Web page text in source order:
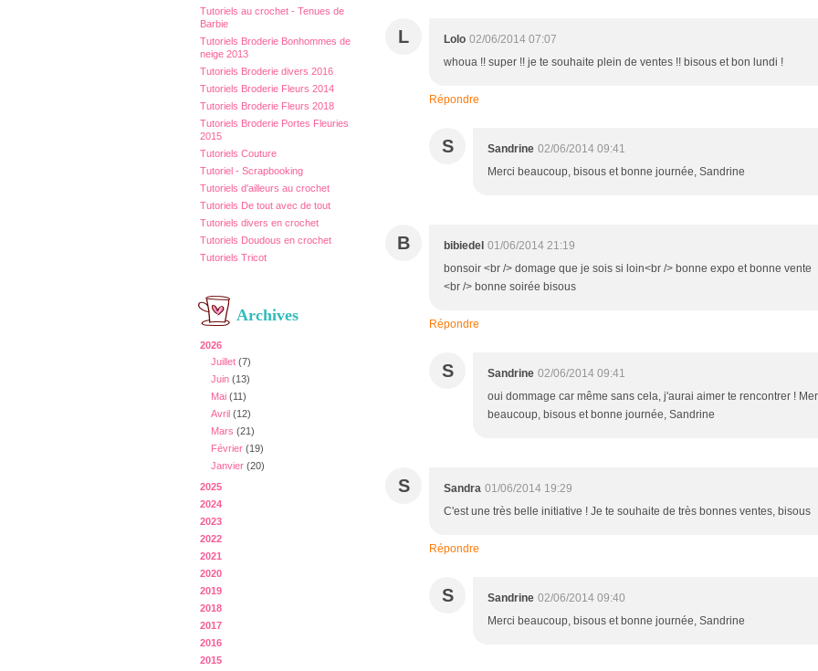
Tutoriels au crochet - Tenues de
Barbie
Tutoriels Broderie Bonhommes de
neige 2013
Tutoriels Broderie divers 2016
Tutoriels Broderie Fleurs 2014
Tutoriels Broderie Fleurs 2018
Tutoriels Broderie Portes Fleuries
2015
Tutoriels Couture
Tutoriel - Scrapbooking
Tutoriels d'ailleurs au crochet
Tutoriels De tout avec de tout
Tutoriels divers en crochet
Tutoriels Doudous en crochet
Tutoriels Tricot
Archives
2026
Juillet (7)
Juin (13)
Mai (11)
Avril (12)
Mars (21)
Février (19)
Janvier (20)
2025
2024
2023
2022
2021
2020
2019
2018
2017
2016
2015
L Lolo 02/06/2014 07:07
whoua !! super !! je te souhaite plein de ventes !! bisous et bon lundi !
Répondre
S Sandrine 02/06/2014 09:41
Merci beaucoup, bisous et bonne journée, Sandrine
B bibiedel 01/06/2014 21:19
bonsoir <br /> domage que je sois si loin<br /> bonne expo et bonne vente
<br /> bonne soirée bisous
Répondre
S Sandrine 02/06/2014 09:41
oui dommage car même sans cela, j'aurai aimer te rencontrer !
beaucoup, bisous et bonne journée, Sandrine
S Sandra 01/06/2014 19:29
C'est une très belle initiative ! Je te souhaite de très bonnes ventes, bisous
Répondre
S Sandrine 02/06/2014 09:40
Merci beaucoup, bisous et bonne journée, Sandrine